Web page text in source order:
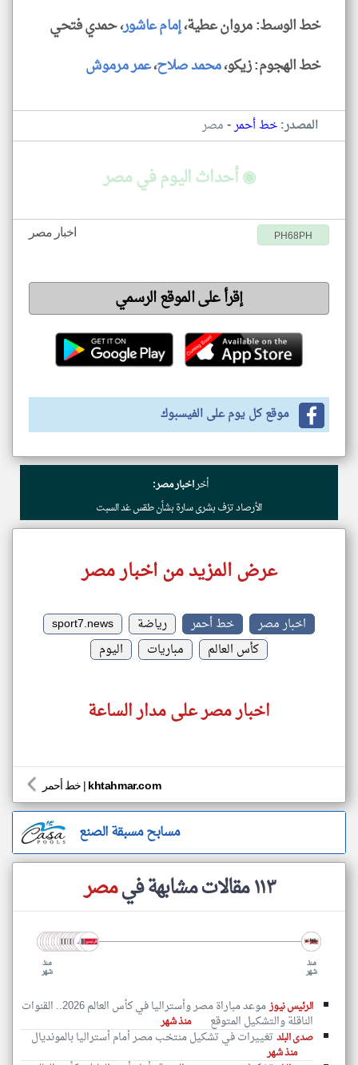
خط الوسط: مروان عطية،إمام عاشور، حمدي فتحي
خط الهجوم: زيكو،محمد صلاح،عمر مرموش
المصدر:خط أحمر-مصر
◉ أحداث اليوم في مصر
اخبار مصر PH68PH
إقرأ على الموقع الرسمي
موقع كل يوم على الفيسبوك
أخراخبار مصر:
الأرصاد تزف بشرى سارة بشأن طقس غد السبت
عرض المزيد من اخبار مصر
اخبار مصر خط أحمر رياضة
sport7.news
كأس العالم
مباريات اليوم
اخبار مصر على مدار الساعة
خط أحمر | khtahmar.com
مسابح مسبقة الصنع
١١٣ مقالات مشابهة في مصر
منذ
شهر
منذ
شهر
الرئيس نيوز موعد مباراة مصر وأستراليا في كأس العالم 2026.. القنوات
الناقلة والتشكيل المتوقع
منذ شهر
صدى البلد تغييرات في تشكيل منتخب مصر أمام أستراليا بالمونديال
منذ شهر